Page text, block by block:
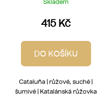
Skladem
415 Kč
DO KOŠÍKU
Cataluña | růžové, suché |
šumivé | Katalánská růžovka